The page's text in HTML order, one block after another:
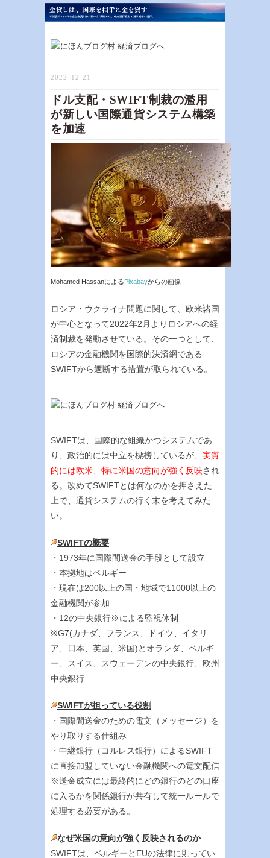
2022-12-21
ドル支配・SWIFT制裁の濫用
が新しい国際通貨システム構築
を加速
Mohamed HassanによるPixabayからの画像
ロシア・ウクライナ問題に関して、欧米諸国
が中心となって2022年2月よりロシアへの経
済制裁を発動させている。その一つとして、
ロシアの金融機関を国際的決済網である
SWIFTから遮断する措置が取られている。
SWIFTは、国際的な組織かつシステムであ
り、政治的には中立を標榜しているが、 実質
的には欧米、特に米国の意向が強く反映され
る。改めてSWIFTとは何なのかを押さえた
上で、通貨システムの行く末を考えてみた
い。
SWIFTの概要
・1973年に国際間送金の手段として設立
・本拠地はベルギー
・現在は200以上の国・地域で11000以上の
金融機関が参加
・12の中央銀行※による監視体制
※G7(カナダ、フランス、ドイツ、イタリ
ア、日本、英国、米国)とオランダ、ベルギ
ー、スイス、スウェーデンの中央銀行、欧州
中央銀行
SWIFTが担っている役割
・国際間送金のための電文（メッセージ）を
やり取りする仕組み
・中継銀行（コルレス銀行）によるSWIFT
に直接加盟していない金融機関への電文配信
※送金成立には最終的にどの銀行のどの口座
に入るかを関係銀行が共有して統一ルールで
処理する必要がある。
なぜ米国の意向が強く反映されるのか
SWIFTは、ベルギーとEUの法律に則ってい